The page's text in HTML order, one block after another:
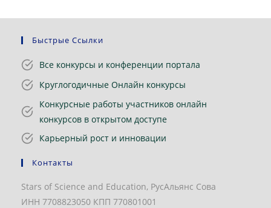
Быстрые Ссылки
Все конкурсы и конференции портала
Круглогодичные Онлайн конкурсы
Конкурсные работы участников онлайн
конкурсов в открытом доступе
Карьерный рост и инновации
Контакты
Stars of Science and Education, РусАльянс Сова
ИНН 7708823050 КПП 770801001